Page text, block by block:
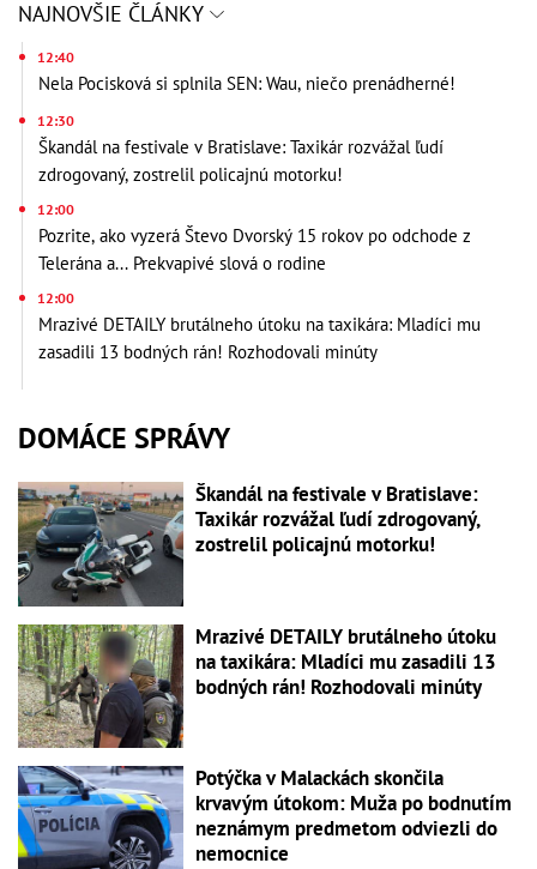
NAJNOVŠIE ČLÁNKY
12:40
Nela Pocisková si splnila SEN: Wau, niečo prenádherné!
12:30
Škandál na festivale v Bratislave: Taxikár rozvážal ľudí
zdrogovaný, zostrelil policajnú motorku!
12:00
Pozrite, ako vyzerá Števo Dvorský 15 rokov po odchode z
Telerána a... Prekvapivé slová o rodine
12:00
Mrazivé DETAILY brutálneho útoku na taxikára: Mladíci mu
zasadili 13 bodných rán! Rozhodovali minúty
DOMÁCE SPRÁVY
Škandál na festivale v Bratislave:
Taxikár rozvážal ľudí zdrogovaný,
zostrelil policajnú motorku!
Mrazivé DETAILY brutálneho útoku
na taxikára: Mladíci mu zasadili 13
bodných rán! Rozhodovali minúty
Potýčka v Malackách skončila
krvavým útokom: Muža po bodnutím
neznámym predmetom odviezli do
nemocnice